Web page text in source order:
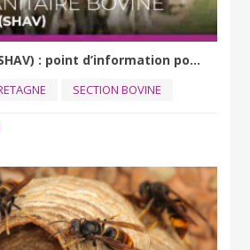
: point d’information po...
SECTION BOVINE